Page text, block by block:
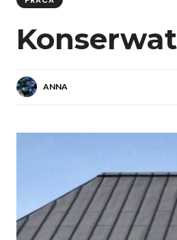
ANNA